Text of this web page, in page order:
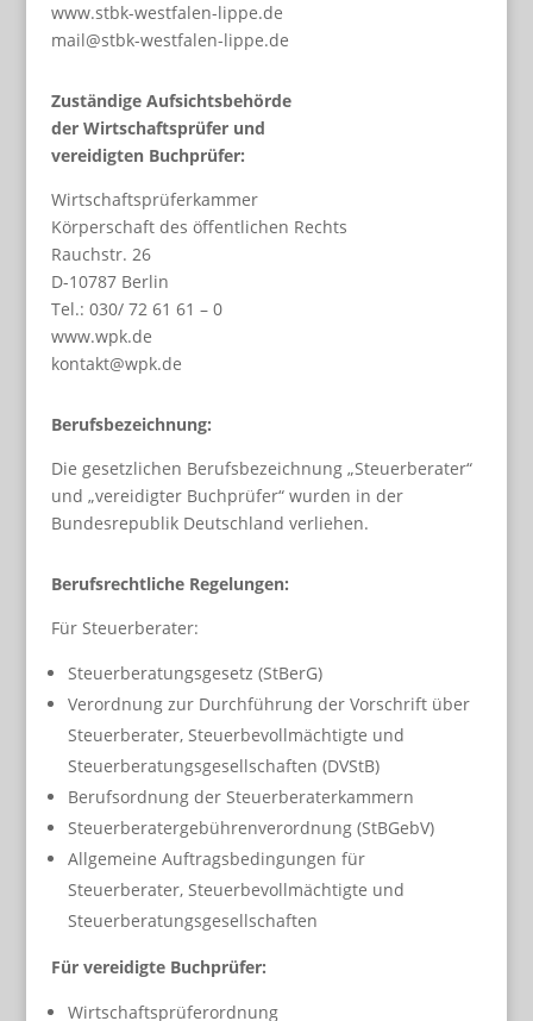
www.stbk-westfalen-lippe.de
mail@stbk-westfalen-lippe.de
Zuständige Aufsichtsbehörde
der Wirtschaftsprüfer und
vereidigten Buchprüfer:
Wirtschaftsprüferkammer
Körperschaft des öffentlichen Rechts
Rauchstr. 26
D-10787 Berlin
Tel.: 030/ 72 61 61 – 0
www.wpk.de
kontakt@wpk.de
Berufsbezeichnung:
Die gesetzlichen Berufsbezeichnung „Steuerberater“
und „vereidigter Buchprüfer“ wurden in der
Bundesrepublik Deutschland verliehen.
Berufsrechtliche Regelungen:
Für Steuerberater:
Steuerberatungsgesetz (StBerG)
Verordnung zur Durchführung der Vorschrift über
Steuerberater, Steuerbevollmächtigte und
Steuerberatungsgesellschaften (DVStB)
Berufsordnung der Steuerberaterkammern
Steuerberatergebührenverordnung (StBGebV)
Allgemeine Auftragsbedingungen für
Steuerberater, Steuerbevollmächtigte und
Steuerberatungsgesellschaften
Für vereidigte Buchprüfer:
Wirtschaftsprüferordnung